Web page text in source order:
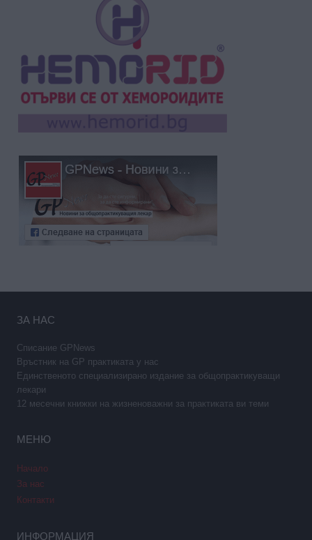
ЗА НАС
Списание GPNews
Връстник на GP практиката у нас
Единственото специализирано издание за общопрактикуващи
лекари
12 месечни книжки на жизненоважни за практиката ви теми
МЕНЮ
Начало
За нас
Контакти
ИНФОРМАЦИЯ